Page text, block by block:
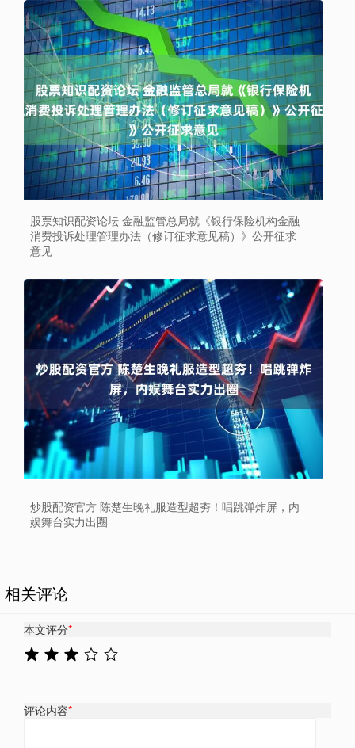
股票知识配资论坛 金融监管总局就《银行保险机构金融
消费投诉处理管理办法（修订征求意见稿）》公开征求
意见
炒股配资官方 陈楚生晚礼服造型超夯！唱跳弹炸屏，内
娱舞台实力出圈
相关评论
本文评分*
评论内容*